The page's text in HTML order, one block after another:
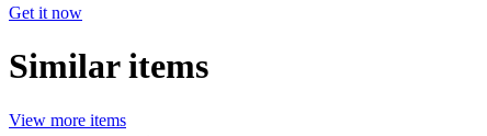
Get it now
Similar items
View more items